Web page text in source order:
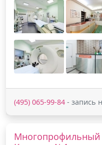
(495) 065-99-84 - запись
Многопрофильный